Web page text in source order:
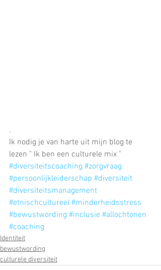
.
Ik nodig je van harte uit mijn blog te
lezen " Ik ben een culturele mix "
#diversiteitscoaching #zorgvraag
#persoonlijkleiderschap #diversiteit
#diversiteitsmanagement
#etnischcultureel #minderheidsstress
#bewustwording #inclusie #allochtonen
#coaching
Identiteit
bewustwording
culturele diversiteit